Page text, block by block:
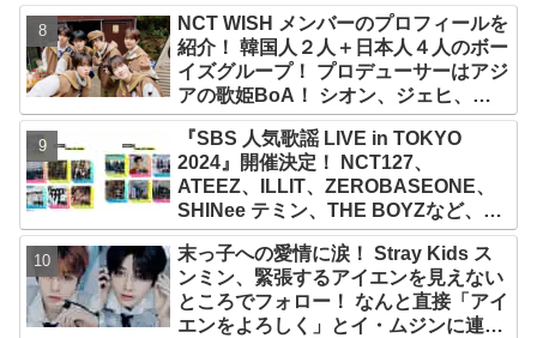
NCT WISH メンバーのプロフィールを
紹介！ 韓国人２人＋日本人４人のボー
イズグループ！ プロデューサーはアジ
アの歌姫BoA！ シオン、ジェヒ、リ
ク、ユウシ、リョウ、サクヤの魅力を
徹底解説
『SBS 人気歌謡 LIVE in TOKYO
2024』開催決定！ NCT127、
ATEEZ、ILLIT、ZEROBASEONE、
SHINee テミン、THE BOYZなど、豪
華アーティスト出演決定！ 10月12
日・13日、さいたまスーパーアリーナ
にて
末っ子への愛情に涙！ Stray Kids ス
ンミン、緊張するアイエンを見えない
ところでフォロー！ なんと直接「アイ
エンをよろしく」とイ・ムジンに連